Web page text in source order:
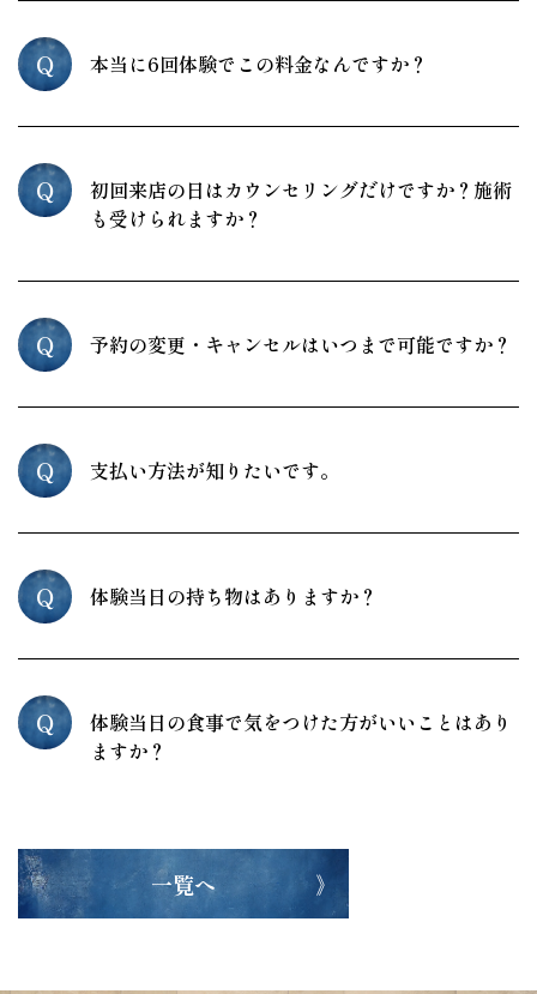
Q 本当に6回体験でこの料金なんですか？
Q
初回来店の日はカウンセリングだけですか？施術
も受けられますか？
Q 予約の変更・キャンセルはいつまで可能ですか？
Q 支払い方法が知りたいです。
Q 体験当日の持ち物はありますか？
Q
体験当日の食事で気をつけた方がいいことはあり
ますか？
一覧へ